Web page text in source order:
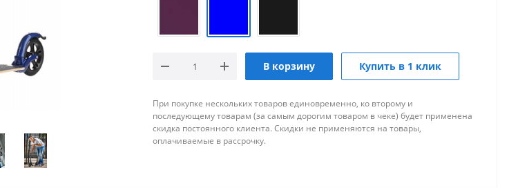
В корзину Купить в 1 клик
При покупке нескольких товаров единовременно, ко второму и
последующему товарам (за самым дорогим товаром в чеке) будет применена
скидка постоянного клиента. Скидки не применяются на товары,
оплачиваемые в рассрочку.